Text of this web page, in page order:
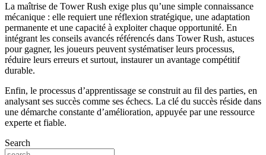
La maîtrise de Tower Rush exige plus qu’une simple connaissance
mécanique : elle requiert une réflexion stratégique, une adaptation
permanente et une capacité à exploiter chaque opportunité. En
intégrant les conseils avancés référencés dans Tower Rush, astuces
pour gagner, les joueurs peuvent systématiser leurs processus,
réduire leurs erreurs et surtout, instaurer un avantage compétitif
durable.
Enfin, le processus d’apprentissage se construit au fil des parties, en
analysant ses succès comme ses échecs. La clé du succès réside dans
une démarche constante d’amélioration, appuyée par une ressource
experte et fiable.
Search